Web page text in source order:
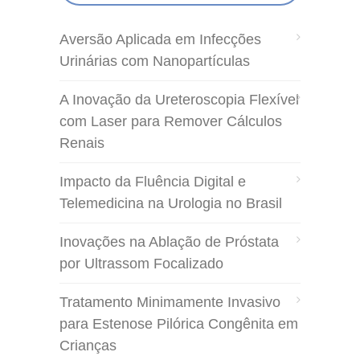
Aversão Aplicada em Infecções
Urinárias com Nanopartículas
A Inovação da Ureteroscopia Flexível
com Laser para Remover Cálculos
Renais
Impacto da Fluência Digital e
Telemedicina na Urologia no Brasil
Inovações na Ablação de Próstata
por Ultrassom Focalizado
Tratamento Minimamente Invasivo
para Estenose Pilórica Congênita em
Crianças